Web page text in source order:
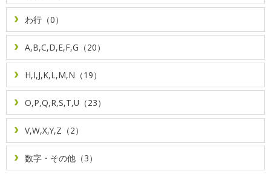
わ行（0）
A,B,C,D,E,F,G（20）
H,I,J,K,L,M,N（19）
O,P,Q,R,S,T,U（23）
V,W,X,Y,Z（2）
数字・その他（3）